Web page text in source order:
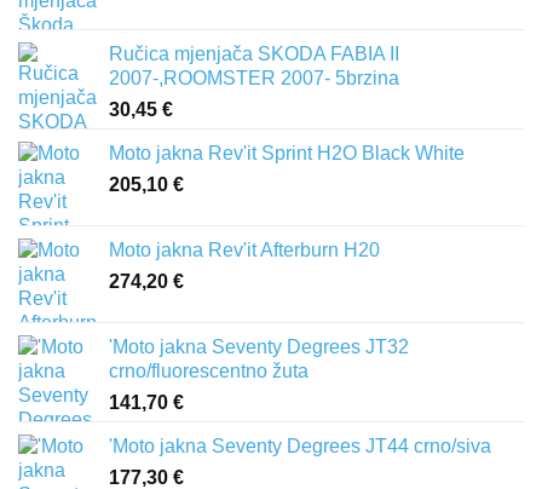
Ručica mjenjača SKODA FABIA II
2007-,ROOMSTER 2007- 5brzina
30,45 €
Moto jakna Rev'it Sprint H2O Black White
205,10 €
Moto jakna Rev'it Afterburn H20
274,20 €
'Moto jakna Seventy Degrees JT32
crno/fluorescentno žuta
141,70 €
'Moto jakna Seventy Degrees JT44 crno/siva
177,30 €